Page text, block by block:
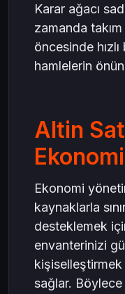
Karar ağacı
zamanda
öncesinde
hamlelerin
Altin
Ekonomi
kaynaklarla
desteklemek
envanterinizi
sağlar.